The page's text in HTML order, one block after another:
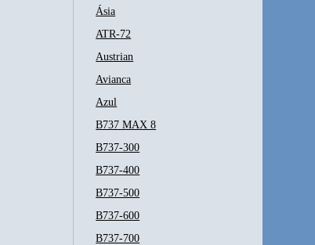
Ásia
ATR-72
Austrian
Avianca
Azul
B737 MAX 8
B737-300
B737-400
B737-500
B737-600
B737-700